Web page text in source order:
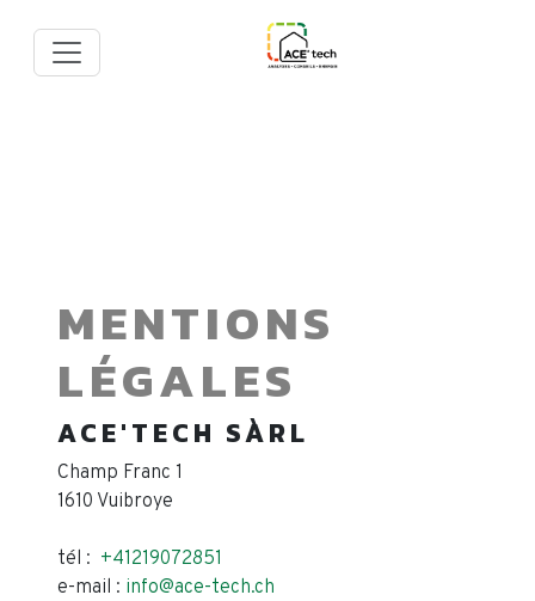
MENTIONS
LÉGALES
ACE'TECH SÀRL
Champ Franc 1
1610 Vuibroye
tél : +41219072851
e-mail : info@ace-tech.ch